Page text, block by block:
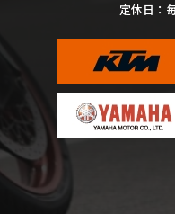
定休日：